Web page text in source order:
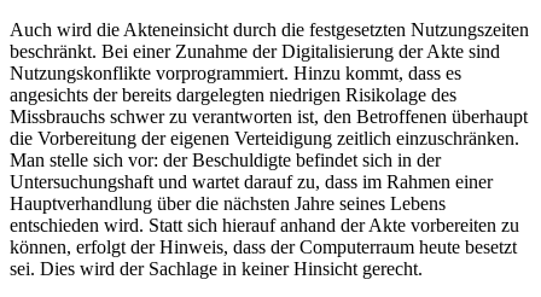
Auch wird die Akteneinsicht durch die festgesetzten Nutzungszeiten
beschränkt. Bei einer Zunahme der Digitalisierung der Akte sind
Nutzungskonflikte vorprogrammiert. Hinzu kommt, dass es
angesichts der bereits dargelegten niedrigen Risikolage des
Missbrauchs schwer zu verantworten ist, den Betroffenen überhaupt
die Vorbereitung der eigenen Verteidigung zeitlich einzuschränken.
Man stelle sich vor: der Beschuldigte befindet sich in der
Untersuchungshaft und wartet darauf zu, dass im Rahmen einer
Hauptverhandlung über die nächsten Jahre seines Lebens
entschieden wird. Statt sich hierauf anhand der Akte vorbereiten zu
können, erfolgt der Hinweis, dass der Computerraum heute besetzt
sei. Dies wird der Sachlage in keiner Hinsicht gerecht.